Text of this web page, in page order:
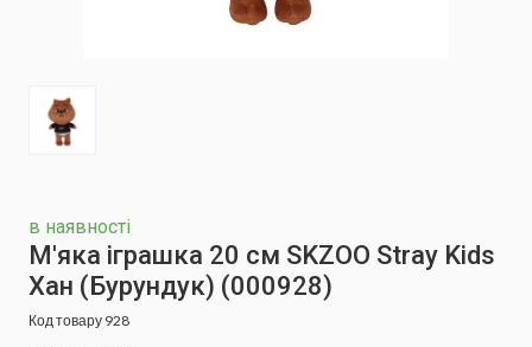
в наявності
М'яка іграшка 20 см SKZOO Stray Kids
Хан (Бурундук) (000928)
Код товару 928